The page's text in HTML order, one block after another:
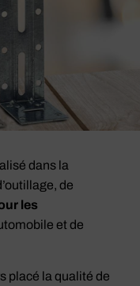
dans la
de
les
et de
placé la qualité de